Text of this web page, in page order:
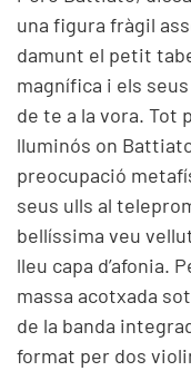
una figura fràgil
damunt el petit
magnífica i els
de te a la vora. Tot
lluminós on
preocupació
seus ulls al
bellíssima veu
lleu capa d’afonia.
massa acotxada
de la banda
format per dos